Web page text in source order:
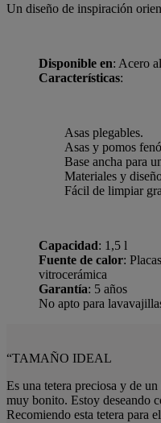
Un diseño de inspiración
Disponible en: Acero
Características:
Asas plegables.
Asas y pomos
Base ancha para
Materiales y
Fácil de limpiar
Capacidad: 1,5 l
Fuente de calor:
vitrocerámica
Garantía: 5 años
No apto para
“TAMAÑO IDEAL
Es una tetera preciosa y de
muy bonito. Estoy deseando
Recomiendo esta tetera para